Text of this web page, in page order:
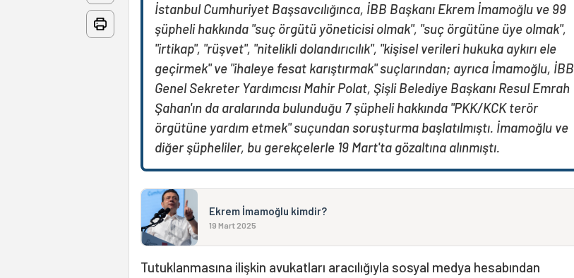
İstanbul Cumhuriyet Başsavcılığınca, İBB Başkanı Ekrem İmamoğlu ve 99
şüpheli hakkında "suç örgütü yöneticisi olmak", "suç örgütüne üye olmak",
"irtikap", "rüşvet", "nitelikli dolandırıcılık", "kişisel verileri hukuka aykırı ele
geçirmek" ve "ihaleye fesat karıştırmak" suçlarından; ayrıca İmamoğlu, İBB
Genel Sekreter Yardımcısı Mahir Polat, Şişli Belediye Başkanı Resul Emrah
Şahan'ın da aralarında bulunduğu 7 şüpheli hakkında "PKK/KCK terör
örgütüne yardım etmek" suçundan soruşturma başlatılmıştı. İmamoğlu ve
diğer şüpheliler, bu gerekçelerle 19 Mart'ta gözaltına alınmıştı.
Ekrem İmamoğlu kimdir?
19 Mart 2025
Tutuklanmasına ilişkin avukatları aracılığıyla sosyal medya hesabından